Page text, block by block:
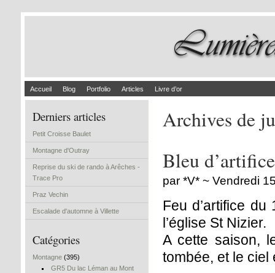
Accueil Blog Portfolio Articles Livre d’or
Derniers articles
Petit Croisse Baulet
Montagne d'Outray
Reprise du ski de rando à Arêches -
Trace Pro
Praz Vechin
Escalade d'automne à Villette
Catégories
Montagne (395)
GR5 Du lac Léman au Mont
Archives de
Bleu d’artifice
par *V* ~ Vendredi
Feu d’artifice
l’église St Nizier.
A cette saison,
tombée, et le